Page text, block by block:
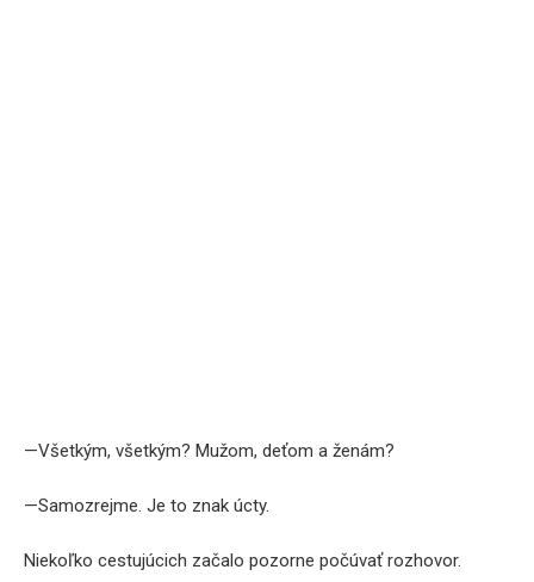
—Všetkým, všetkým? Mužom, deťom a ženám?
—Samozrejme. Je to znak úcty.
Niekoľko cestujúcich začalo pozorne počúvať rozhovor.